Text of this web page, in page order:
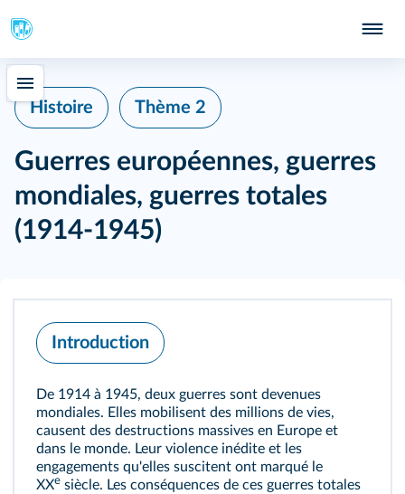
Histoire Thème 2
Guerres européennes, guerres
mondiales, guerres totales
(1914‑1945)
Introduction
De 1914 à 1945, deux guerres sont devenues
mondiales. Elles mobilisent des millions de vies,
causent des destructions massives en Europe et
dans le monde. Leur violence inédite et les
engagements qu'elles suscitent ont marqué le
XXe siècle. Les conséquences de ces guerres totales